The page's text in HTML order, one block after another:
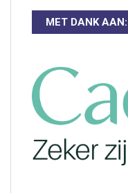
MET DANK AAN: